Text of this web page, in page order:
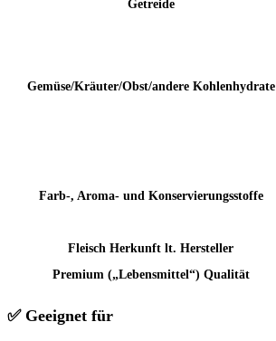
Getreide
Gemüse/Kräuter/Obst/andere Kohlenhydrate
Farb-, Aroma- und Konservierungsstoffe
Fleisch Herkunft lt. Hersteller
Premium („Lebensmittel“) Qualität
✅ Geeignet für